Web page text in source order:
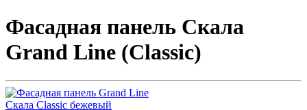
Фасадная панель Скала
Grand Line (Classic)